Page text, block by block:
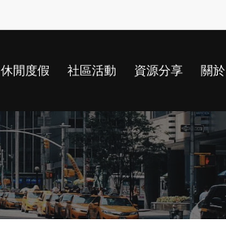
休閒度假 社區活動 資源分享 關於